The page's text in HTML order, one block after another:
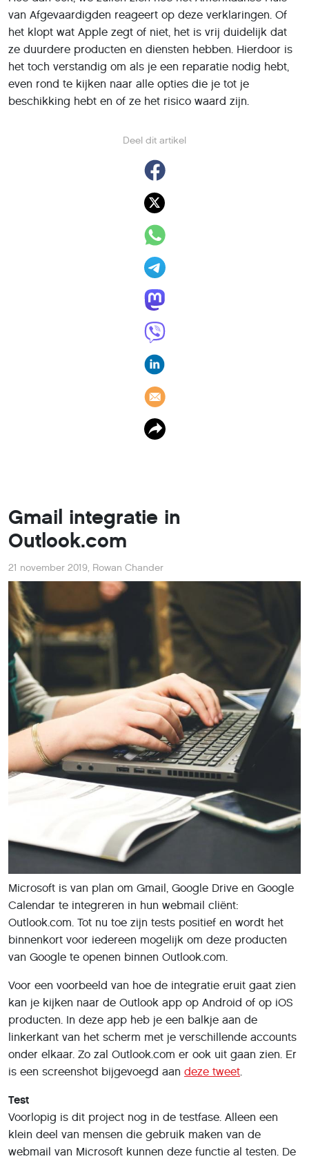
Deel dit artikel
van Afgevaardigden reageert op deze verklaringen. Of
het klopt wat Apple zegt of niet, het is vrij duidelijk dat
ze duurdere producten en diensten hebben. Hierdoor is
het toch verstandig om als je een reparatie nodig hebt,
even rond te kijken naar alle opties die je tot je
beschikking hebt en of ze het risico waard zijn.
Gmail integratie in
Outlook.com
21 november 2019, Rowan Chander
Microsoft is van plan om Gmail, Google Drive en Google
Calendar te integreren in hun webmail cliënt:
Outlook.com. Tot nu toe zijn tests positief en wordt het
binnenkort voor iedereen mogelijk om deze producten
van Google te openen binnen Outlook.com.
Voor een voorbeeld van hoe de integratie eruit gaat zien
kan je kijken naar de Outlook app op Android of op iOS
producten. In deze app heb je een balkje aan de
linkerkant van het scherm met je verschillende accounts
onder elkaar. Zo zal Outlook.com er ook uit gaan zien. Er
is een screenshot bijgevoegd aan deze tweet.
Test
Voorlopig is dit project nog in de testfase. Alleen een
klein deel van mensen die gebruik maken van de
webmail van Microsoft kunnen deze functie al testen. De